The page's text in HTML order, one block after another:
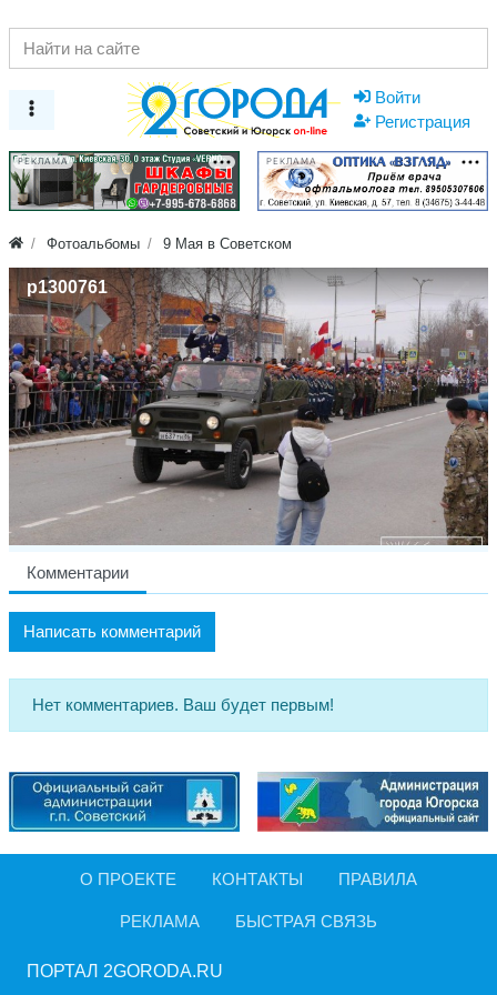
Войти
Регистрация
РЕКЛАМА РЕКЛАМА
Фотоальбомы 9 Мая в Советском
p1300761
Комментарии
Написать комментарий
Нет комментариев. Ваш будет первым!
О ПРОЕКТЕ КОНТАКТЫ ПРАВИЛА
РЕКЛАМА БЫСТРАЯ СВЯЗЬ
ПОРТАЛ 2GORODA.RU